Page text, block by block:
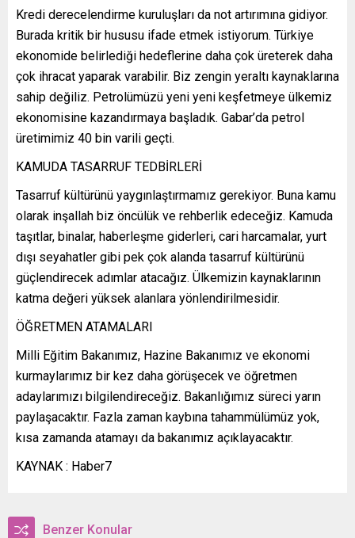
Kredi derecelendirme kuruluşları da not artırımına gidiyor.
Burada kritik bir hususu ifade etmek istiyorum. Türkiye
ekonomide belirlediği hedeflerine daha çok üreterek daha
çok ihracat yaparak varabilir. Biz zengin yeraltı kaynaklarına
sahip değiliz. Petrolümüzü yeni yeni keşfetmeye ülkemiz
ekonomisine kazandırmaya başladık. Gabar’da petrol
üretimimiz 40 bin varili geçti.
KAMUDA TASARRUF TEDBİRLERİ
Tasarruf kültürünü yaygınlaştırmamız gerekiyor. Buna kamu
olarak inşallah biz öncülük ve rehberlik edeceğiz. Kamuda
taşıtlar, binalar, haberleşme giderleri, cari harcamalar, yurt
dışı seyahatler gibi pek çok alanda tasarruf kültürünü
güçlendirecek adımlar atacağız. Ülkemizin kaynaklarının
katma değeri yüksek alanlara yönlendirilmesidir.
ÖĞRETMEN ATAMALARI
Milli Eğitim Bakanımız, Hazine Bakanımız ve ekonomi
kurmaylarımız bir kez daha görüşecek ve öğretmen
adaylarımızı bilgilendireceğiz. Bakanlığımız süreci yarın
paylaşacaktır. Fazla zaman kaybına tahammülümüz yok,
kısa zamanda atamayı da bakanımız açıklayacaktır.
KAYNAK : Haber7
Benzer Konular